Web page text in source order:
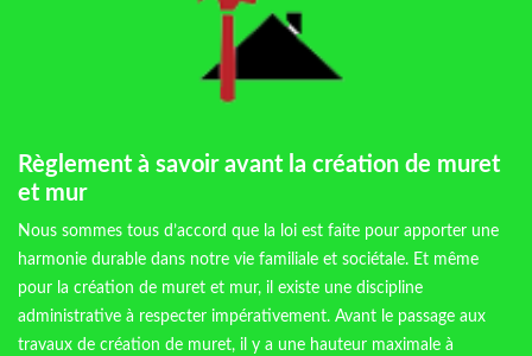
Règlement à savoir avant la création de muret
et mur
Nous sommes tous d’accord que la loi est faite pour apporter une
harmonie durable dans notre vie familiale et sociétale. Et même
pour la création de muret et mur, il existe une discipline
administrative à respecter impérativement. Avant le passage aux
travaux de création de muret, il y a une hauteur maximale à